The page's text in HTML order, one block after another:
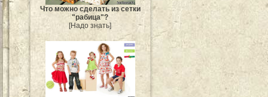
Что можно сделать из сетки
"рабица"?
[Надо знать]